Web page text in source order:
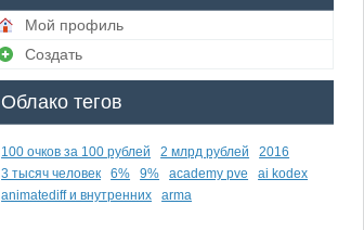
Мой профиль
Создать
Облако тегов
100 очков за 100 рублей 2 млрд рублей
2016
3 тысяч человек
6% 9% academy pve
ai kodex
animatediff и внутренних
arma